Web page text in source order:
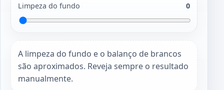
Limpeza do fundo 0
A limpeza do fundo e o balanço de brancos
são aproximados. Reveja sempre o resultado
manualmente.